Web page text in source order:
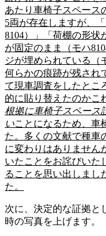
あたり車椅子スペース
5両が存在しますが、
8104）」「荷棚の形状
が固定のまま（モハ
ジが埋められている（
何らかの痕跡が残され
て現車調査をしたとこ
的に貼り替えたのかこ
根拠に車椅子スペース
いことになるため、車
た。多くの文献で種車
に変わりはありません
いたことをお詫びいた
ることを思い出しまし
た。
次に、決定的な証拠と
時の写真を上げます。